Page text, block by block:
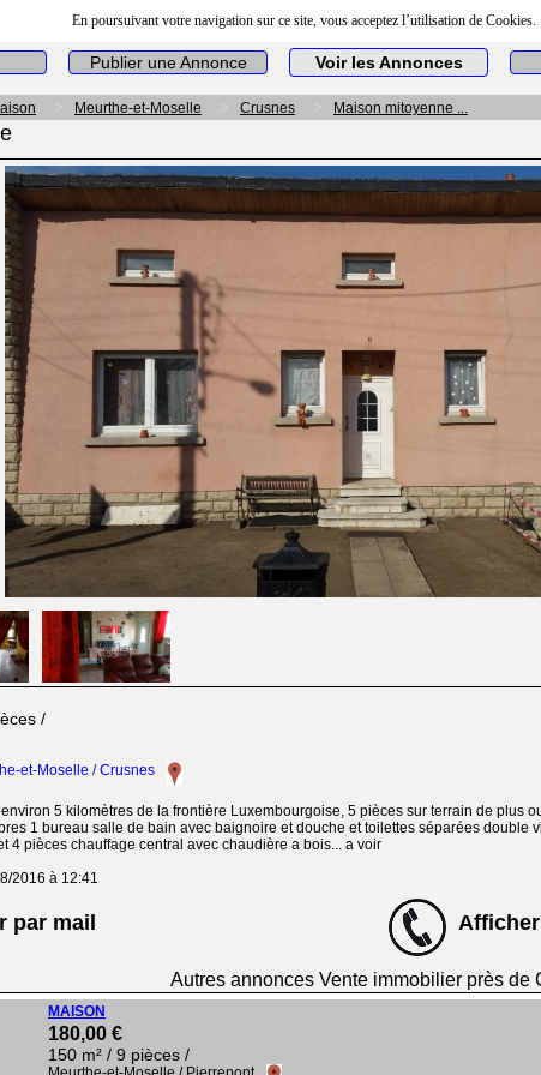
En poursuivant votre navigation sur ce site, vous acceptez l’utilisation de Cookies.
Publier une Annonce Voir les Annonces
Meurthe-et-Moselle Crusnes Maison mitoyenne ...
/
et-Moselle / Crusnes
5 kilomètres de la frontière Luxembourgoise, 5 pièces sur terrain de plus
1 bureau salle de bain avec baignoire et douche et toilettes séparées double
4 pièces chauffage central avec chaudière a bois... a voir
2016 à 12:41
par mail
Autres annonces Vente immobilier près de
MAISON
180,00 €
150 m² / 9 pièces /